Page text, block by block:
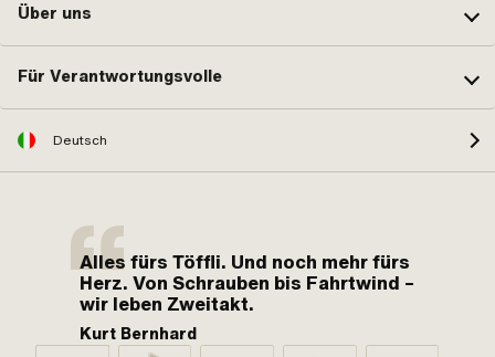
Über uns
Für Verantwortungsvolle
Deutsch
Alles fürs Töffli. Und noch mehr fürs
Herz. Von Schrauben bis Fahrtwind –
wir leben Zweitakt.
Kurt Bernhard